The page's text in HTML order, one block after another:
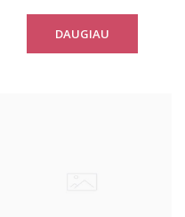
DAUGIAU